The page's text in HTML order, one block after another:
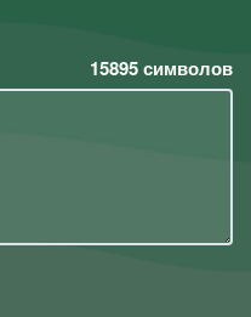
15895символов